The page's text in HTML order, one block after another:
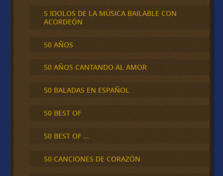
5 IDOLOS DE LA MÚSICA BAILABLE CON
ACORDEÓN
50 AÑOS
50 AÑOS CANTANDO AL AMOR
50 BALADAS EN ESPAÑOL
50 BEST OF
50 BEST OF …
50 CANCIONES DE CORAZÓN